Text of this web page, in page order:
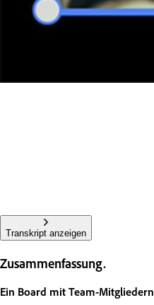
Transkript anzeigen
Zusammenfassung.
Ein Board mit Team-